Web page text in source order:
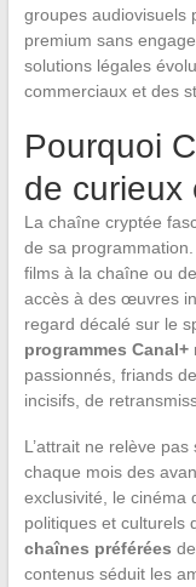
groupes audiovisuels
premium sans
solutions légales
commerciaux et des
Pourquoi
de curieux
La chaîne cryptée
de sa programmation.
films à la chaîne ou
accès à des œuvres
regard décalé sur le
programmes Canal+
passionnés, friands
incisifs, de
L’attrait ne relève
chaque mois des
exclusivité, le cinéma
politiques et culturels
chaînes préférées
contenus séduit les